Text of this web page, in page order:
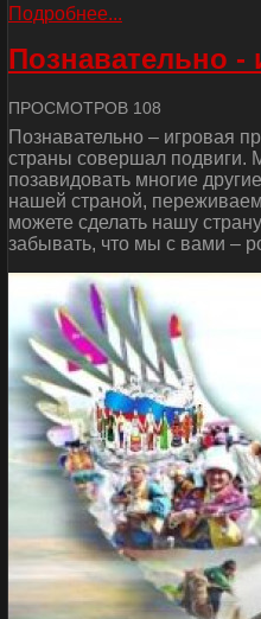
Подробнее...
Познавательно -
ПРОСМОТРОВ 108
Познавательно – игровая
страны совершал подвиги.
позавидовать многие
нашей страной,
можете сделать нашу
забывать, что мы с вами –